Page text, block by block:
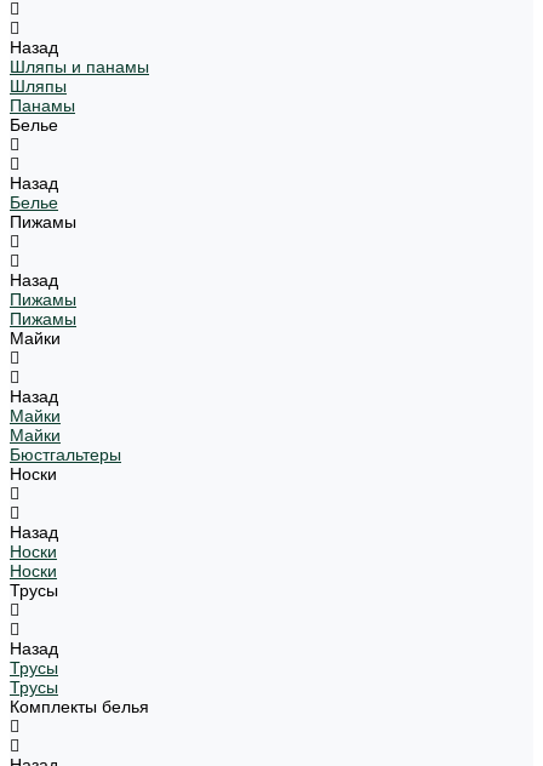
Назад
Шляпы и панамы
Шляпы
Панамы
Белье
Назад
Белье
Пижамы
Назад
Пижамы
Пижамы
Майки
Назад
Майки
Майки
Бюстгальтеры
Носки
Назад
Носки
Носки
Трусы
Назад
Трусы
Трусы
Комплекты белья